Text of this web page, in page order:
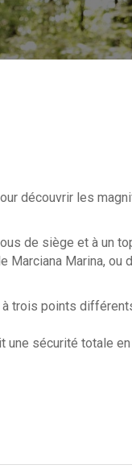
découvrir les
de siège et à un
Marina, ou
trois points
une sécurité totale